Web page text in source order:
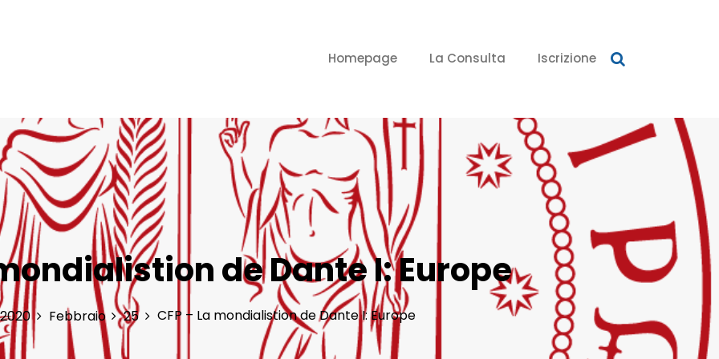
e Letterature comparate
Homepage La Consulta Iscrizione
de Dante I: Europe
2020 Febbraio 25 CFP – La mondialistion de Dante I: Europe